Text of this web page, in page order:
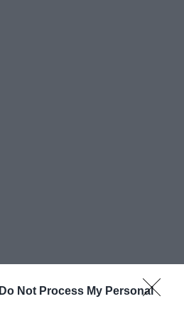
Do Not Process My Personal